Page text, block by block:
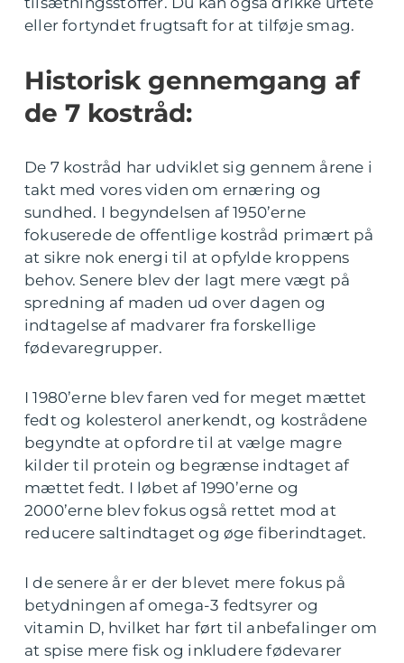
eller fortyndet frugtsaft for at tilføje smag.
Historisk gennemgang af
de 7 kostråd:
De 7 kostråd har udviklet sig gennem årene i
takt med vores viden om ernæring og
sundhed. I begyndelsen af 1950’erne
fokuserede de offentlige kostråd primært på
at sikre nok energi til at opfylde kroppens
behov. Senere blev der lagt mere vægt på
spredning af maden ud over dagen og
indtagelse af madvarer fra forskellige
fødevaregrupper.
I 1980’erne blev faren ved for meget mættet
fedt og kolesterol anerkendt, og kostrådene
begyndte at opfordre til at vælge magre
kilder til protein og begrænse indtaget af
mættet fedt. I løbet af 1990’erne og
2000’erne blev fokus også rettet mod at
reducere saltindtaget og øge fiberindtaget.
I de senere år er der blevet mere fokus på
betydningen af omega-3 fedtsyrer og
vitamin D, hvilket har ført til anbefalinger om
at spise mere fisk og inkludere fødevarer